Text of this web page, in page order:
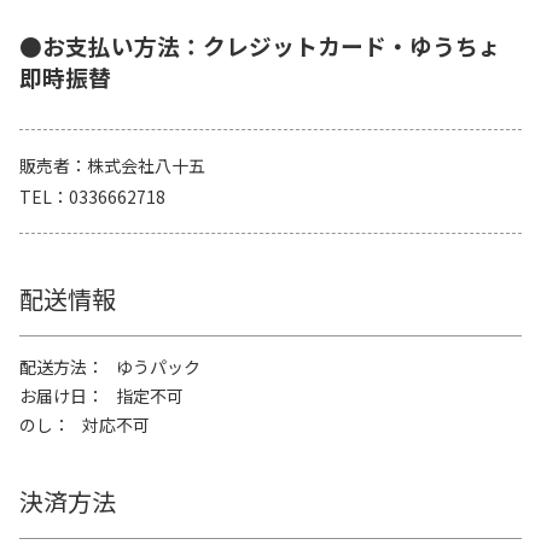
●お支払い方法：クレジットカード・ゆうちょ
即時振替
販売者
株式会社八十五
TEL
0336662718
配送情報
配送方法
ゆうパック
お届け日
指定不可
のし
対応不可
決済方法